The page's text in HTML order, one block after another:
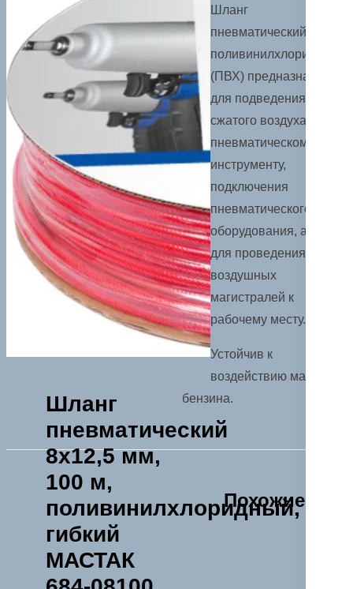
Шланг
пневматический
8х12,5 мм,
100 м,
поливинилхлоридный,
гибкий
МАСТАК
Шланг
пневматический
поливинилхлоридный
(ПВХ) предназначен
для подведения
сжатого воздуха к
пневматическому
инструменту,
подключения
пневматического
оборудования, а также
для проведения
воздушных
магистралей к
рабочему месту.
Устойчив к
воздействию масла и
бензина.
Похожие